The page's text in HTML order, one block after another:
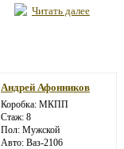
Читать далее
Андрей Афонников
Коробка: МКПП
Стаж: 8
Пол: Мужской
Авто: Ваз-2106